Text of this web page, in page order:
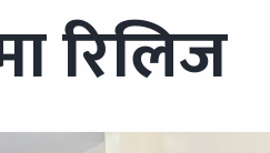
रिलिज